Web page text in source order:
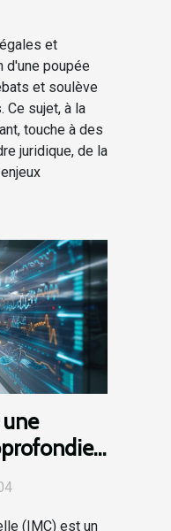
et
d'une poupée
et soulève
Ce sujet, à la
touche à des
juridique, de la
(IMC) est un